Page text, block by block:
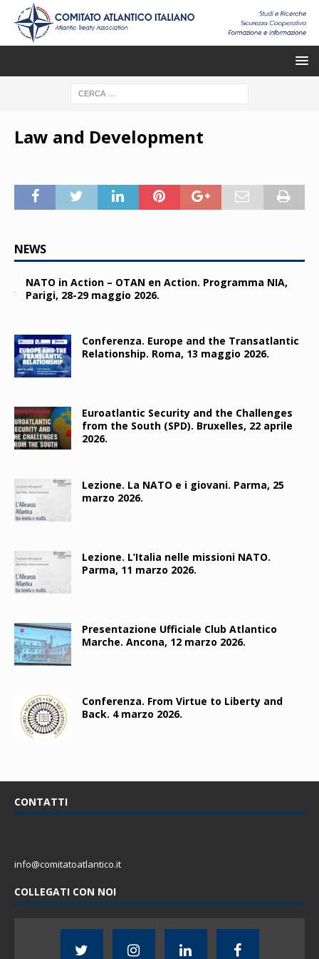
Law and Development
NEWS
NATO in Action – OTAN en Action. Programma NIA,
Parigi, 28-29 maggio 2026.
Conferenza. Europe and the Transatlantic
Relationship. Roma, 13 maggio 2026.
Euroatlantic Security and the Challenges
from the South (SPD). Bruxelles, 22 aprile
2026.
Lezione. La NATO e i giovani. Parma, 25
marzo 2026.
Lezione. L’Italia nelle missioni NATO.
Parma, 11 marzo 2026.
Presentazione Ufficiale Club Atlantico
Marche. Ancona, 12 marzo 2026.
Conferenza. From Virtue to Liberty and
Back. 4 marzo 2026.
CONTATTI
info@comitatoatlantico.it
COLLEGATI CON NOI